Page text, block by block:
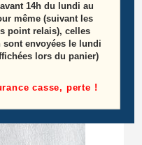
14h du lundi au
même (suivant les
point relais), celles
sont envoyées le lundi
lors du panier)
casse, perte !